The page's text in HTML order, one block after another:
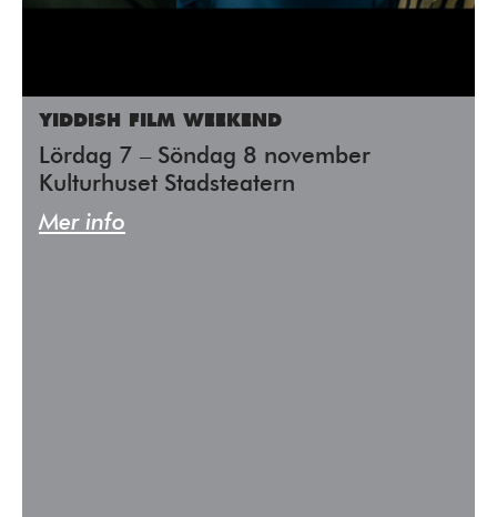
YIDDISH FILM WEEKEND
Lördag 7 – Söndag 8 november
Kulturhuset Stadsteatern
Mer info